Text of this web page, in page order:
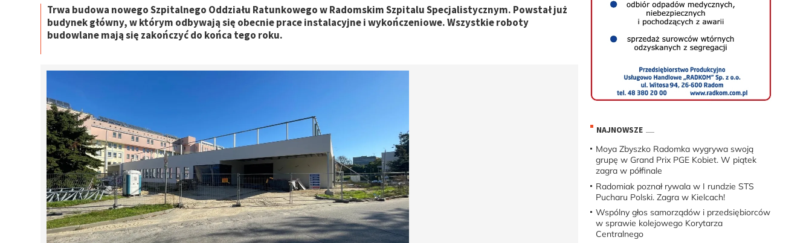
Trwa budowa nowego Szpitalnego Oddziału Ratunkowego w Radomskim Szpitalu Specjalistycznym. Powstał już
budynek główny, w którym odbywają się obecnie prace instalacyjne i wykończeniowe. Wszystkie roboty
budowlane mają się zakończyć do końca tego roku.
NAJNOWSZE
Moya Zbyszko Radomka wygrywa swoją
grupę w Grand Prix PGE Kobiet. W piątek
zagra w półfinale
Radomiak poznał rywala w I rundzie STS
Pucharu Polski. Zagra w Kielcach!
Wspólny głos samorządów i przedsiębiorców
w sprawie kolejowego Korytarza
Centralnego